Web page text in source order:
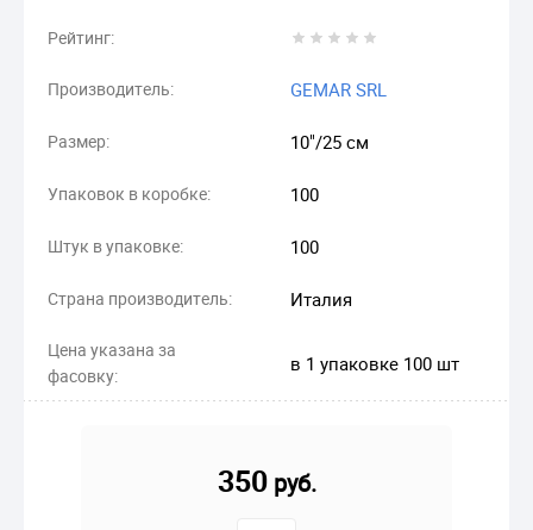
Рейтинг:
Производитель: GEMAR SRL
Размер: 10"/25 см
Упаковок в коробке: 100
Штук в упаковке: 100
Страна производитель: Италия
Цена указана за
фасовку:
в 1 упаковке 100 шт
350руб.